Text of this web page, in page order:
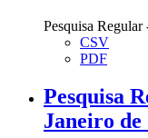
Pesquisa Regular
CSV
PDF
Pesquisa
Janeiro de